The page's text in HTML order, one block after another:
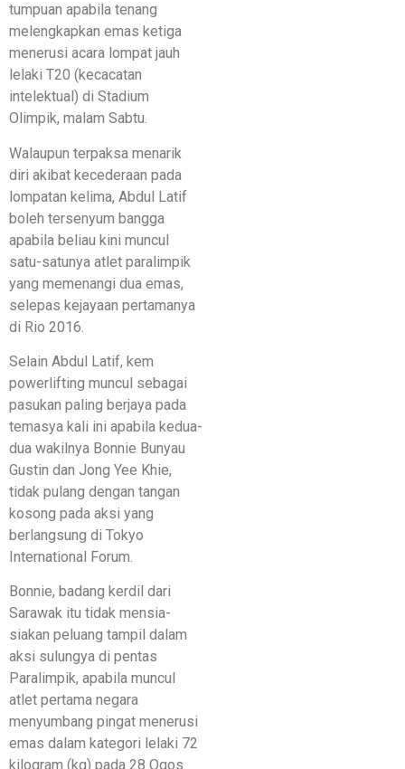
tumpuan apabila tenang
melengkapkan emas ketiga
menerusi acara lompat jauh
lelaki T20 (kecacatan
intelektual) di Stadium
Olimpik, malam Sabtu.
Walaupun terpaksa menarik
diri akibat kecederaan pada
lompatan kelima, Abdul Latif
boleh tersenyum bangga
apabila beliau kini muncul
satu-satunya atlet paralimpik
yang memenangi dua emas,
selepas kejayaan pertamanya
di Rio 2016.
Selain Abdul Latif, kem
powerlifting muncul sebagai
pasukan paling berjaya pada
temasya kali ini apabila kedua-
dua wakilnya Bonnie Bunyau
Gustin dan Jong Yee Khie,
tidak pulang dengan tangan
kosong pada aksi yang
berlangsung di Tokyo
International Forum.
Bonnie, badang kerdil dari
Sarawak itu tidak mensia-
siakan peluang tampil dalam
aksi sulungya di pentas
Paralimpik, apabila muncul
atlet pertama negara
menyumbang pingat menerusi
emas dalam kategori lelaki 72
kilogram (kg) pada 28 Ogos.